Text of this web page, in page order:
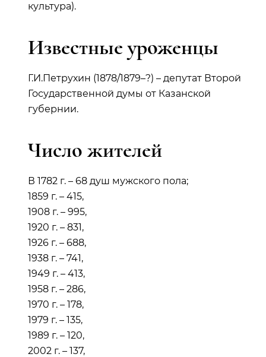
культура).
Известные уроженцы
Г.И.Петрухин (1878/1879–?) – депутат Второй
Государственной думы от Казанской
губернии.
Число жителей
В 1782 г. – 68 душ мужского пола;
1859 г. – 415,
1908 г. – 995,
1920 г. – 831,
1926 г. – 688,
1938 г. – 741,
1949 г. – 413,
1958 г. – 286,
1970 г. – 178,
1979 г. – 135,
1989 г. – 120,
2002 г. – 137,